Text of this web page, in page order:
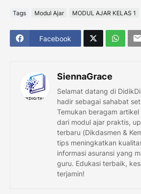
Tags Modul Ajar MODUL AJAR KELAS 1
Facebook
SiennaGrace
Selamat datang di
hadir sebagai sahabat
Temukan beragam
dari modul ajar praktis,
terbaru (Dikdasmen &
tips meningkatkan
informasi asuransi yang
guru. Edukasi terbaik,
terjamin!